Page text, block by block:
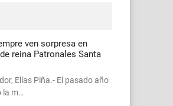
ven sorpresa en
reina Patronales Santa
Elías Piña.- El pasado año
la m…